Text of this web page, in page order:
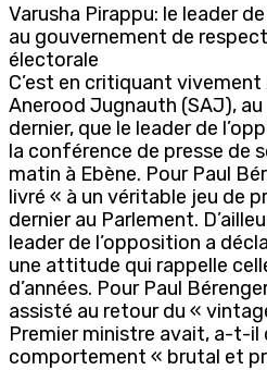
Varusha Pirappu: le leader
au gouvernement de
électorale
C’est en critiquant
Anerood Jugnauth (SAJ),
dernier, que le leader de
la conférence de presse de
matin à Ebène. Pour Paul
livré « à un véritable jeu de
dernier au Parlement.
leader de l’opposition a
une attitude qui rappelle
d’années. Pour Paul
assisté au retour du «
Premier ministre avait, a-t-il
comportement « brutal et